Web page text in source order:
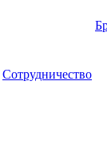
Сотрудничество